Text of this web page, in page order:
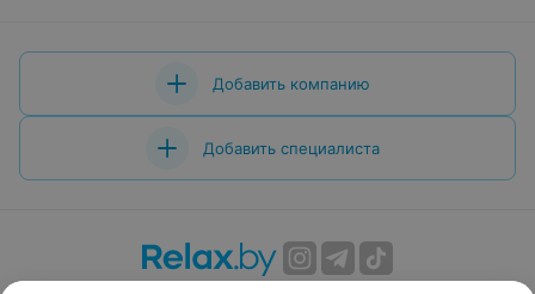
Добавить компанию
Добавить специалиста